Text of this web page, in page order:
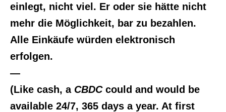
einlegt, nicht viel. Er oder sie hätte nicht
mehr die Möglichkeit, bar zu bezahlen.
Alle Einkäufe würden elektronisch
erfolgen.
—
(Like cash, a CBDCcould and would be
available 24/7, 365 days a year. At first